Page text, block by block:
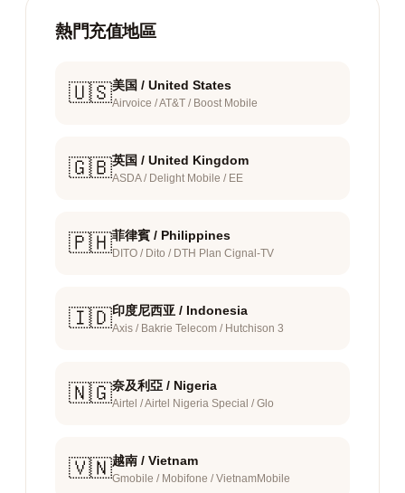
熱門充值地區
🇺🇸美国 / United States
Airvoice / AT&T / Boost Mobile
🇬🇧英国 / United Kingdom
ASDA / Delight Mobile / EE
🇵🇭菲律賓 / Philippines
DITO / Dito / DTH Plan Cignal-TV
🇮🇩印度尼西亚 / Indonesia
Axis / Bakrie Telecom / Hutchison 3
🇳🇬奈及利亞 / Nigeria
Airtel / Airtel Nigeria Special / Glo
🇻🇳越南 / Vietnam
Gmobile / Mobifone / VietnamMobile